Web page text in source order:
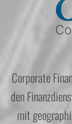
Corporate
den
mit